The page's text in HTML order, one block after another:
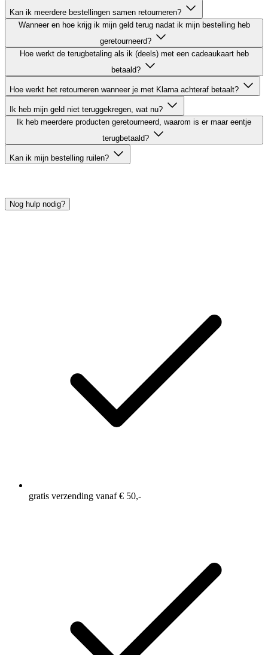
Kan ik meerdere bestellingen samen retourneren?
Wanneer en hoe krijg ik mijn geld terug nadat ik mijn bestelling heb
geretourneerd?
Hoe werkt de terugbetaling als ik (deels) met een cadeaukaart heb
betaald?
Hoe werkt het retourneren wanneer je met Klarna achteraf betaalt?
Ik heb mijn geld niet teruggekregen, wat nu?
Ik heb meerdere producten geretourneerd, waarom is er maar eentje
terugbetaald?
Kan ik mijn bestelling ruilen?
Nog hulp nodig?
gratis verzending vanaf € 50,-